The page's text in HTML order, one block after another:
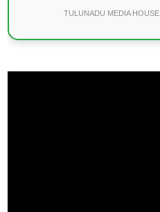
TULUNADU MEDIA HOUSE